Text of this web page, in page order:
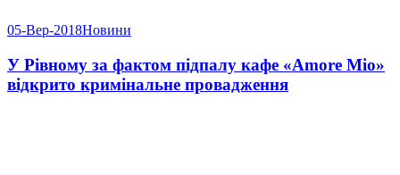
05-Вер-2018Новини
У Рівному за фактом підпалу кафе «Amore Mio»
відкрито кримінальне провадження